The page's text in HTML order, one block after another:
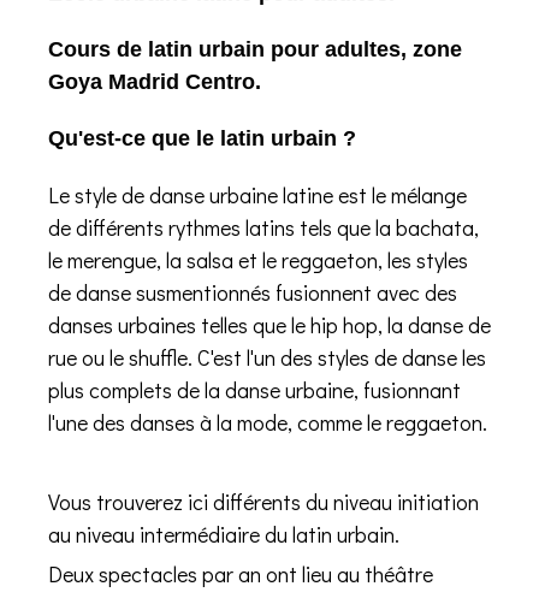
Cours de latin urbain pour adultes, zone
Goya Madrid Centro.
Qu'est-ce que le latin urbain ?
Le style de danse urbaine latine est le mélange
de différents rythmes latins tels que la bachata,
le merengue, la salsa et le reggaeton, les styles
de danse susmentionnés fusionnent avec des
danses urbaines telles que le hip hop, la danse de
rue ou le shuffle. C'est l'un des styles de danse les
plus complets de la danse urbaine, fusionnant
l'une des danses à la mode, comme le reggaeton.
Vous trouverez ici différents du niveau initiation
au niveau intermédiaire du latin urbain.
Deux spectacles par an ont lieu au théâtre